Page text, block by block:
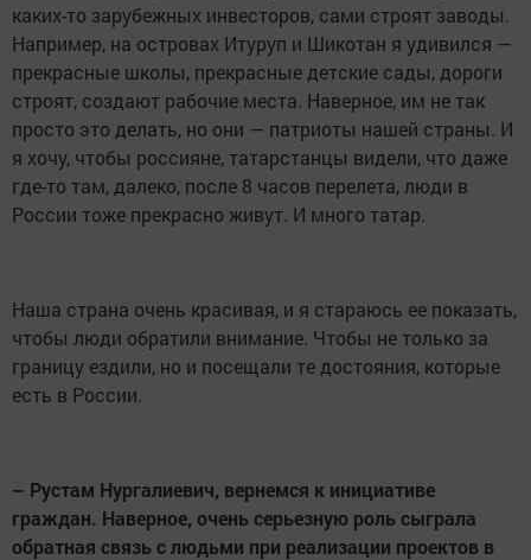
каких-то зарубежных инвесторов, сами строят заводы.
Например, на островах Итуруп и Шикотан я удивился —
прекрасные школы, прекрасные детские сады, дороги
строят, создают рабочие места. Наверное, им не так
просто это делать, но они — патриоты нашей страны. И
я хочу, чтобы россияне, татарстанцы видели, что даже
где-то там, далеко, после 8 часов перелета, люди в
России тоже прекрасно живут. И много татар.
Наша страна очень красивая, и я стараюсь ее показать,
чтобы люди обратили внимание. Чтобы не только за
границу ездили, но и посещали те достояния, которые
есть в России.
– Рустам Нургалиевич, вернемся к инициативе
граждан. Наверное, очень серьезную роль сыграла
обратная связь с людьми при реализации проектов в